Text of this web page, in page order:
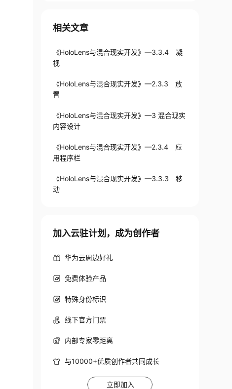
相关文章
《HoloLens与混合现实开发》—3.3.4 凝
视
《HoloLens与混合现实开发》—2.3.3 放
置
《HoloLens与混合现实开发》—3 混合现实
内容设计
《HoloLens与混合现实开发》—2.3.4 应
用程序栏
《HoloLens与混合现实开发》—3.3.3 移
动
加入云驻计划，成为创作者
华为云周边好礼
免费体验产品
特殊身份标识
线下官方门票
内部专家零距离
与10000+优质创作者共同成长
立即加入